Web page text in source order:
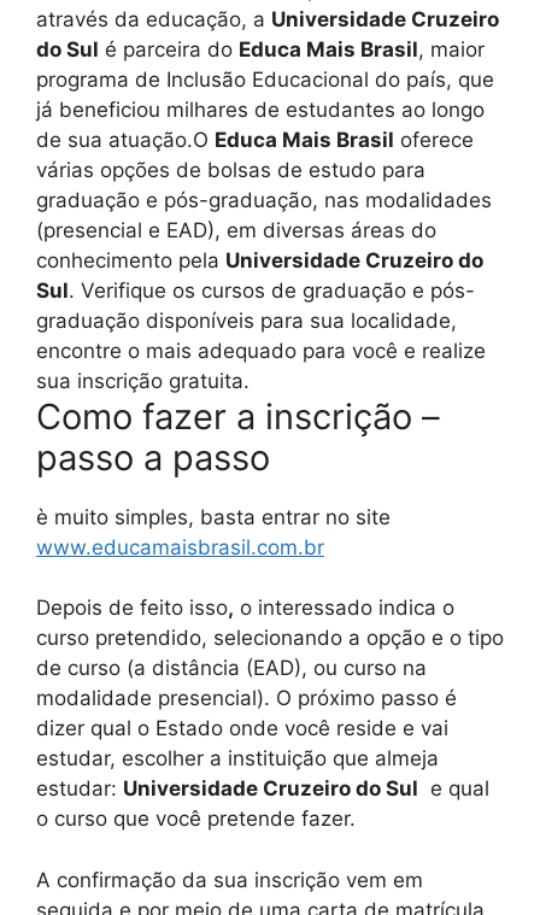
através da educação, a Universidade Cruzeiro
do Sul é parceira do Educa Mais Brasil, maior
programa de Inclusão Educacional do país, que
já beneficiou milhares de estudantes ao longo
de sua atuação.O Educa Mais Brasil oferece
várias opções de bolsas de estudo para
graduação e pós-graduação, nas modalidades
(presencial e EAD), em diversas áreas do
conhecimento pela Universidade Cruzeiro do
Sul. Verifique os cursos de graduação e pós-
graduação disponíveis para sua localidade,
encontre o mais adequado para você e realize
sua inscrição gratuita.
Como fazer a inscrição –
passo a passo
è muito simples, basta entrar no site
www.educamaisbrasil.com.br
Depois de feito isso, o interessado indica o
curso pretendido, selecionando a opção e o tipo
de curso (a distância (EAD), ou curso na
modalidade presencial). O próximo passo é
dizer qual o Estado onde você reside e vai
estudar, escolher a instituição que almeja
estudar: Universidade Cruzeiro do Sul e qual
o curso que você pretende fazer.
A confirmação da sua inscrição vem em
seguida e por meio de uma carta de matrícula,